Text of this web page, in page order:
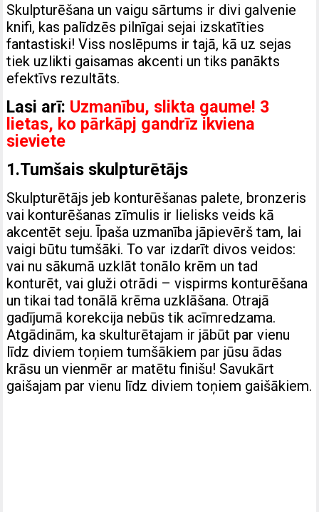
Skulpturēšana un vaigu sārtums ir divi galvenie
knifi, kas palīdzēs pilnīgai sejai izskatīties
fantastiski! Viss noslēpums ir tajā, kā uz sejas
tiek uzlikti gaisamas akcenti un tiks panākts
efektīvs rezultāts.
Lasi arī: Uzmanību, slikta gaume! 3
lietas, ko pārkāpj gandrīz ikviena
sieviete
1.Tumšais skulpturētājs
Skulpturētājs jeb konturēšanas palete, bronzeris
vai konturēšanas zīmulis ir lielisks veids kā
akcentēt seju. Īpaša uzmanība jāpievērš tam, lai
vaigi būtu tumšāki. To var izdarīt divos veidos:
vai nu sākumā uzklāt tonālo krēm un tad
konturēt, vai gluži otrādi – vispirms konturēšana
un tikai tad tonālā krēma uzklāšana. Otrajā
gadījumā korekcija nebūs tik acīmredzama.
Atgādinām, ka skulturētajam ir jābūt par vienu
līdz diviem toņiem tumšākiem par jūsu ādas
krāsu un vienmēr ar matētu finišu! Savukārt
gaišajam par vienu līdz diviem toņiem gaišākiem.